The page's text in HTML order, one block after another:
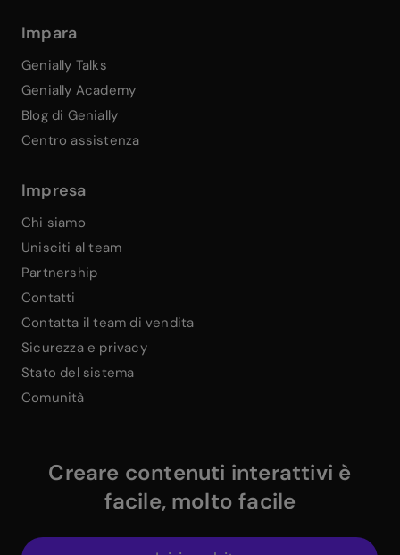
Impara
Genially Talks
Genially Academy
Blog di Genially
Centro assistenza
Impresa
Chi siamo
Unisciti al team
Partnership
Contatti
Contatta il team di vendita
Sicurezza e privacy
Stato del sistema
Comunità
Creare contenuti interattivi è
facile, molto facile